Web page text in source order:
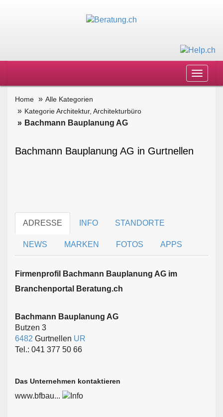
Toggle
Home
Alle Kategorien
Kategorie Architektur, Architekturbüro
Bachmann Bauplanung AG
Bachmann Bauplanung AG in Gurtnellen
ADRESSE INFO STANDORTE
NEWS MARKEN FOTOS APPS
Firmen­profil Bachmann Bauplanung AG im
Branchen­portal Beratung.ch
Bachmann Bauplanung AG
Butzen 3
6482 Gurtnellen UR
Tel.: 041 377 50 66
Das Unternehmen kontaktieren
www.bfbau...